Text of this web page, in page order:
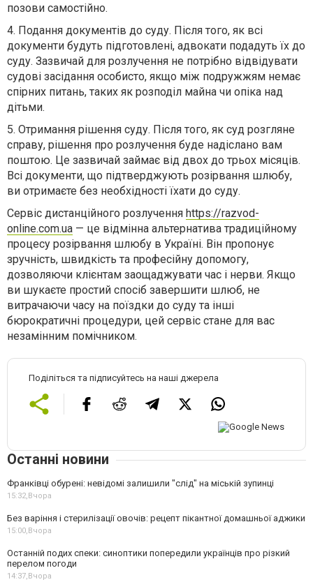
позови самостійно.
4. Подання документів до суду. Після того, як всі
документи будуть підготовлені, адвокати подадуть їх до
суду. Зазвичай для розлучення не потрібно відвідувати
судові засідання особисто, якщо між подружжям немає
спірних питань, таких як розподіл майна чи опіка над
дітьми.
5. Отримання рішення суду. Після того, як суд розгляне
справу, рішення про розлучення буде надіслано вам
поштою. Це зазвичай займає від двох до трьох місяців.
Всі документи, що підтверджують розірвання шлюбу,
ви отримаєте без необхідності їхати до суду.
Сервіс дистанційного розлучення https://razvod-
online.com.ua — це відмінна альтернатива традиційному
процесу розірвання шлюбу в Україні. Він пропонує
зручність, швидкість та професійну допомогу,
дозволяючи клієнтам заощаджувати час і нерви. Якщо
ви шукаєте простий спосіб завершити шлюб, не
витрачаючи часу на поїздки до суду та інші
бюрократичні процедури, цей сервіс стане для вас
незамінним помічником.
Поділіться та підписуйтесь на наші джерела
Останні новини
Франківці обурені: невідомі залишили "слід" на міській зупинці
15:32, Вчора
Без варіння і стерилізації овочів: рецепт пікантної домашньої аджики
15:00, Вчора
Останній подих спеки: синоптики попередили українців про різкий
перелом погоди
14:37, Вчора